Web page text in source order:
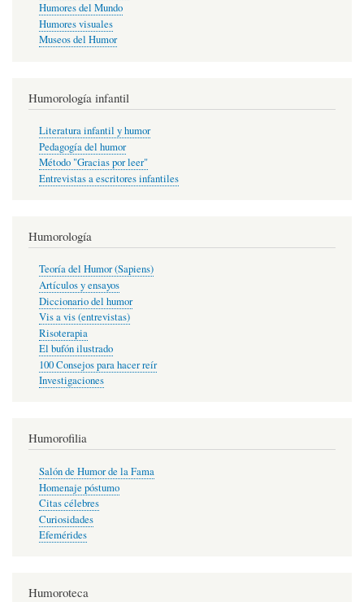
Humores del Mundo
Humores visuales
Museos del Humor
Humorología infantil
Literatura infantil y humor
Pedagogía del humor
Método "Gracias por leer"
Entrevistas a escritores infantiles
Humorología
Teoría del Humor (Sapiens)
Artículos y ensayos
Diccionario del humor
Vis a vis (entrevistas)
Risoterapia
El bufón ilustrado
100 Consejos para hacer reír
Investigaciones
Humorofilia
Salón de Humor de la Fama
Homenaje póstumo
Citas célebres
Curiosidades
Efemérides
Humoroteca